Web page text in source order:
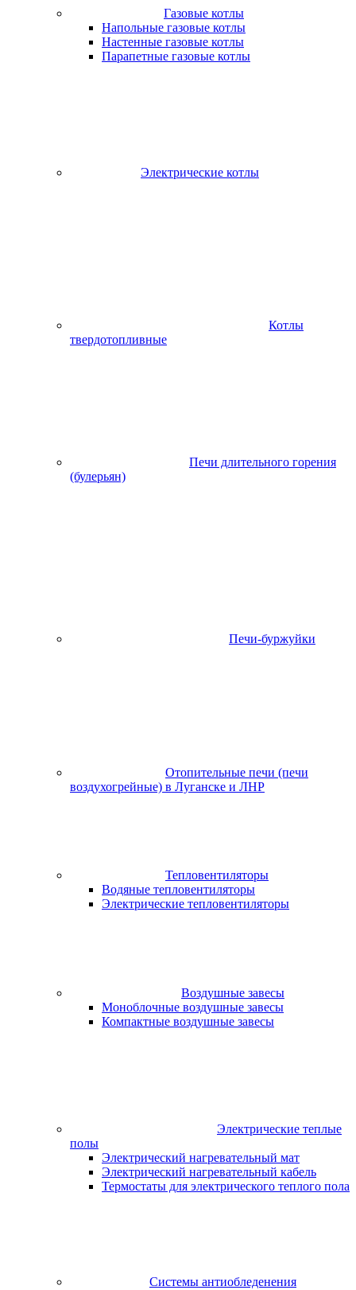
Газовые котлы
Напольные газовые котлы
Настенные газовые котлы
Парапетные газовые котлы
Электрические котлы
Котлы
твердотопливные
Печи длительного горения
(булерьян)
Печи-буржуйки
Отопительные печи (печи
воздухогрейные) в Луганске и ЛНР
Тепловентиляторы
Водяные тепловентиляторы
Электрические тепловентиляторы
Воздушные завесы
Моноблочные воздушные завесы
Компактные воздушные завесы
Электрические теплые
полы
Электрический нагревательный мат
Электрический нагревательный кабель
Термостаты для электрического теплого пола
Системы антиобледенения